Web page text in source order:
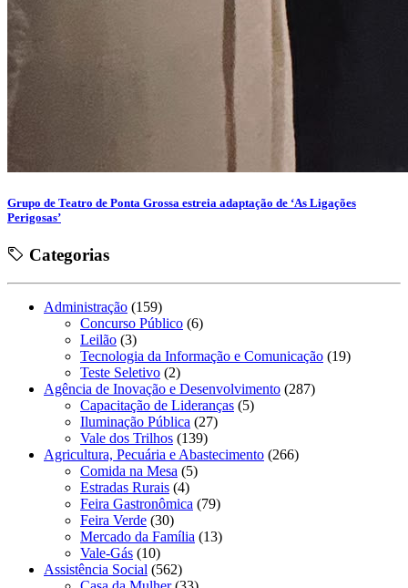
Grupo de Teatro de Ponta Grossa estreia adaptação de ‘As Ligações
Perigosas’
Categorias
Administração (159)
Concurso Público (6)
Leilão (3)
Tecnologia da Informação e Comunicação (19)
Teste Seletivo (2)
Agência de Inovação e Desenvolvimento (287)
Capacitação de Lideranças (5)
Iluminação Pública (27)
Vale dos Trilhos (139)
Agricultura, Pecuária e Abastecimento (266)
Comida na Mesa (5)
Estradas Rurais (4)
Feira Gastronômica (79)
Feira Verde (30)
Mercado da Família (13)
Vale-Gás (10)
Assistência Social (562)